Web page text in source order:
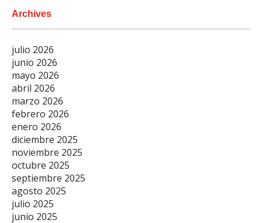
Archives
julio 2026
junio 2026
mayo 2026
abril 2026
marzo 2026
febrero 2026
enero 2026
diciembre 2025
noviembre 2025
octubre 2025
septiembre 2025
agosto 2025
julio 2025
junio 2025